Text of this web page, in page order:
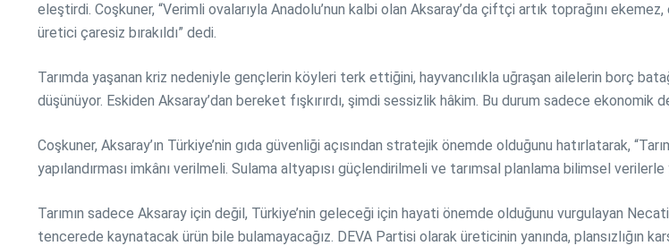
eleştirdi. Coşkuner, “Verimli ovalarıyla Anadolu’nun kalbi olan Aksaray’da çiftçi artık toprağını
üretici çaresiz bırakıldı” dedi.
Tarımda yaşanan kriz nedeniyle gençlerin köyleri terk ettiğini, hayvancılıkla uğraşan ailelerin borç
düşünüyor. Eskiden Aksaray’dan bereket fışkırırdı, şimdi sessizlik hâkim. Bu durum sadece ekonomik
Coşkuner, Aksaray’ın Türkiye’nin gıda güvenliği açısından stratejik önemde olduğunu hatırlatarak,
yapılandırması imkânı verilmeli. Sulama altyapısı güçlendirilmeli ve tarımsal planlama bilimsel
Tarımın sadece Aksaray için değil, Türkiye’nin geleceği için hayati önemde olduğunu vurgulayan
tencerede kaynatacak ürün bile bulamayacağız. DEVA Partisi olarak üreticinin yanında, plansızlığın